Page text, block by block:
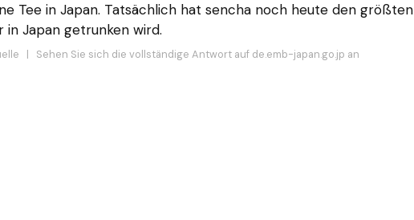
Tee in Japan. Tatsächlich hat sencha noch heute den größten
in Japan getrunken wird.
| Sehen Sie sich die vollständige Antwort auf de.emb-japan.go.jp an